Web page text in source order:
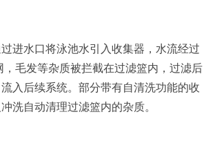
进水口将泳池水引入收集器，水流经过
，毛发等杂质被拦截在过滤篮内，过滤后
入后续系统。部分带有自清洗功能的收
洗自动清理过滤篮内的杂质。